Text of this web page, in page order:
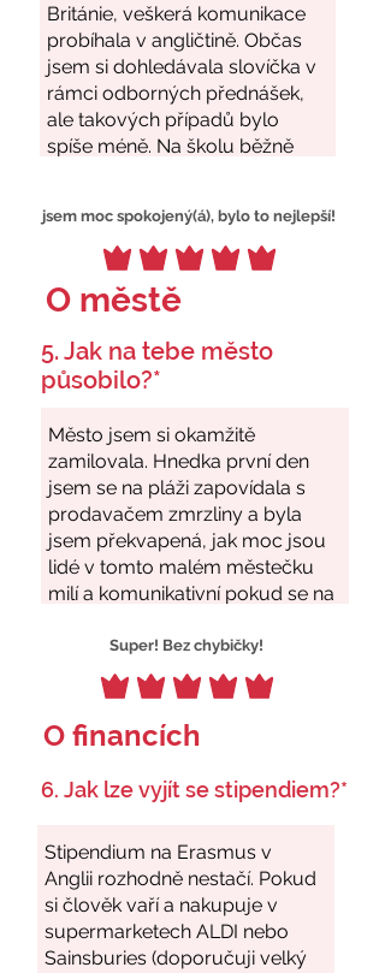
jsem moc spokojený(á), bylo to nejlepší!
O městě
5. Jak na tebe město
působilo?*
Super! Bez chybičky!
O financích
6. Jak lze vyjít se stipendiem?*